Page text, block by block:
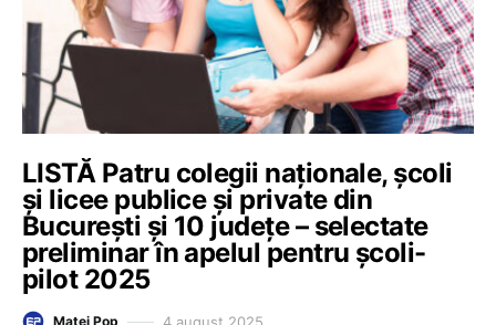
LISTĂ Patru colegii naționale, școli
și licee publice și private din
București și 10 județe – selectate
preliminar în apelul pentru școli-
pilot 2025
Matei Pop 4 august 2025